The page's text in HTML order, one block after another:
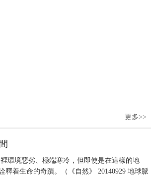
更多>>
環境惡劣、極端寒冷，但即使是在這樣的地
着生命的奇蹟。（《自然》 20140929 地球脈